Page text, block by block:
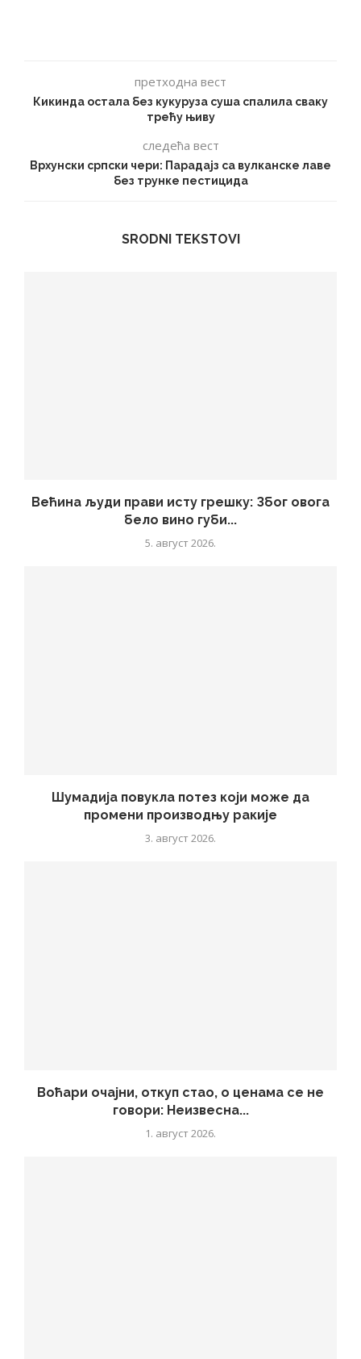
претходна вест
Кикинда остала без кукуруза суша спалила сваку
трећу њиву
следећа вест
Врхунски српски чери: Парадајз са вулканске лаве
без трунке пестицида
SRODNI TEKSTOVI
Већина људи прави исту грешку: Због овога
бело вино губи...
5. август 2026.
Шумадија повукла потез који може да
промени производњу ракије
3. август 2026.
Воћари очајни, откуп стао, о ценама се не
говори: Неизвесна...
1. август 2026.